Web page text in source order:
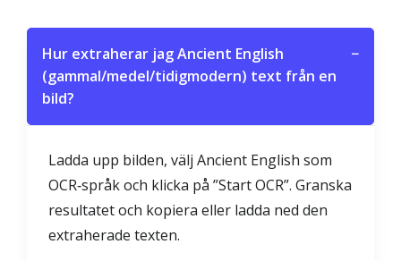
Hur extraherar jag Ancient English
(gammal/medel/tidigmodern) text från en
bild?
−
Ladda upp bilden, välj Ancient English som
OCR‑språk och klicka på ”Start OCR”. Granska
resultatet och kopiera eller ladda ned den
extraherade texten.